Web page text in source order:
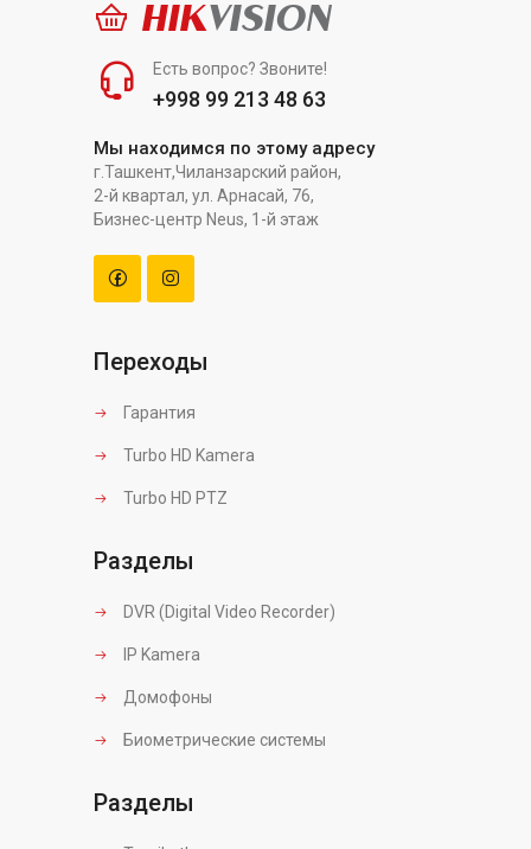
HIKVISION
Есть вопрос? Звоните!
+998 99 213 48 63
Мы находимся по этому адресу
г.Ташкент,Чиланзарский район,
2-й квартал, ул. Арнасай, 76,
Бизнес-центр Neus, 1-й этаж
Переходы
Гарантия
Turbo HD Kamera
Turbo HD PTZ
Разделы
DVR (Digital Video Recorder)
IP Kamera
Домофоны
Биометрические системы
Разделы